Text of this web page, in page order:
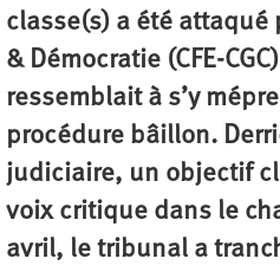
classe(s) a été attaqué
& Démocratie (CFE-
ressemblait à s’y
procédure bâillon.
judiciaire, un objectif
voix critique dans le
avril, le tribunal a